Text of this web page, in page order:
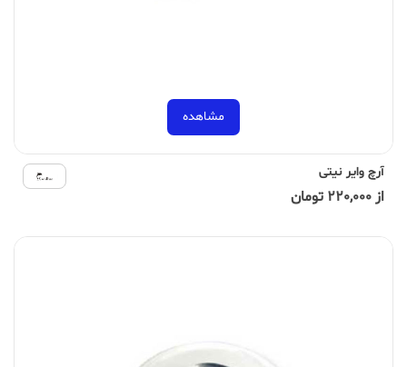
مشاهده
آرچ وایر نیتی
از 220,000 تومان